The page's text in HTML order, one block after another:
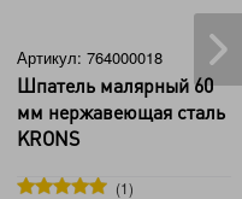
Артикул: 764000018
Шпатель малярный 60
мм нержавеющая сталь
KRONS
1